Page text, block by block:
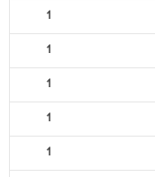
1
1
1
1
1